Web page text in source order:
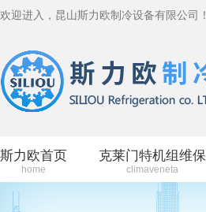
欢迎进入，昆山斯力欧制冷设备有限公司！
斯力欧首页
home
克莱门特机组维保
climaveneta